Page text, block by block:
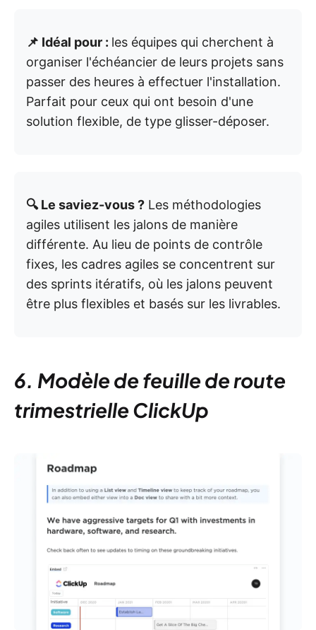
📌 Idéal pour : les équipes qui cherchent à
organiser l'échéancier de leurs projets sans
passer des heures à effectuer l'installation.
Parfait pour ceux qui ont besoin d'une
solution flexible, de type glisser-déposer.
🔍 Le saviez-vous ? Les méthodologies
agiles utilisent les jalons de manière
différente. Au lieu de points de contrôle
fixes, les cadres agiles se concentrent sur
des sprints itératifs, où les jalons peuvent
être plus flexibles et basés sur les livrables.
6. Modèle de feuille de route
trimestrielle ClickUp